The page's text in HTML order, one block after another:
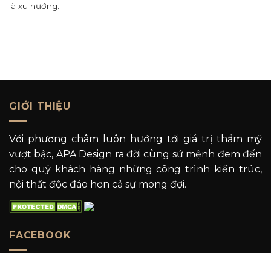
là xu hướng...
GIỚI THIỆU
Với phương châm luôn hướng tới giá trị thẩm mỹ
vượt bậc, APA Design ra đời cùng sứ mệnh đem đến
cho quý khách hàng những công trình kiến trúc,
nội thất độc đáo hơn cả sự mong đợi.
FACEBOOK